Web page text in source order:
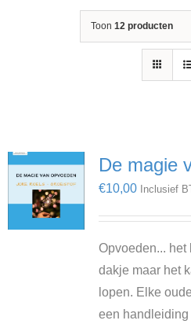
Toon 12 producten
De magie
€10,00 Inclusief
Opvoeden... het
dakje maar het
lopen. Elke
een